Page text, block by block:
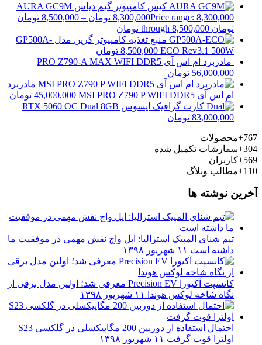
کیس کامپیوتر گیم دیاس AURA GC9M
8,500,000 تومان – 8,300,000 تومان
Price range: 8,300,000
تومان through 8,500,000 تومان
منبع تغذیه کامپیوتر گرین مدل GP500A-
ECO Rev3.1 500W
8,500,000 تومان
مادربرد ام اس آی PRO Z790-A MAX WIFI DDR5
56,000,000 تومان
مادربرد
ام اس آی MSI PRO Z790 P WIFI DDR5
45,000,000 تومان
کارت گرافیک ایسوس RTX 5060 OC Dual 8GB
83,000,000 تومان
767+
محصولات
304+ سفارشات تکمیل شده
569+ کاربران
110+
مطالب وبلاگ
آخرین نوشته ها
تیم شنای المپیک استرالیا: اپل واچ نقش مهمی در موفقیت ما
داشته است ۱۱ شهریور ۱۳۹۸
کانسپت آکیورا Precision EV معرفی شد؛ اولین مدل برقی از
نگاه شاخه لوکس هوندا
۱۱ شهریور ۱۳۹۸
احتمال استفاده از دوربین 200 مگاپیکسلی در گلکسی S23
اولترا قوت گرفت ۱۱ شهریور ۱۳۹۸